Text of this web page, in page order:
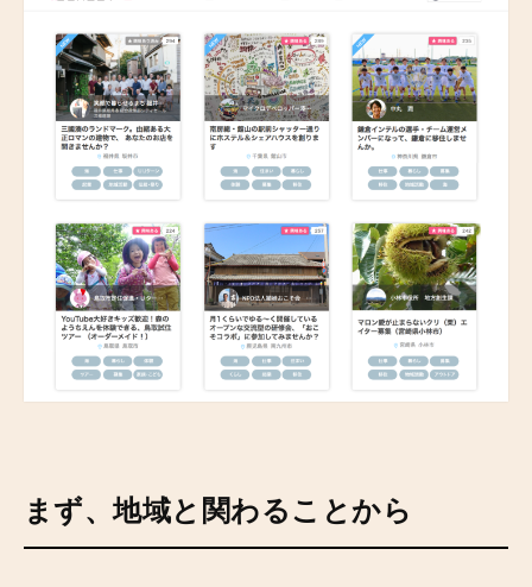
まず、地域と関わることから